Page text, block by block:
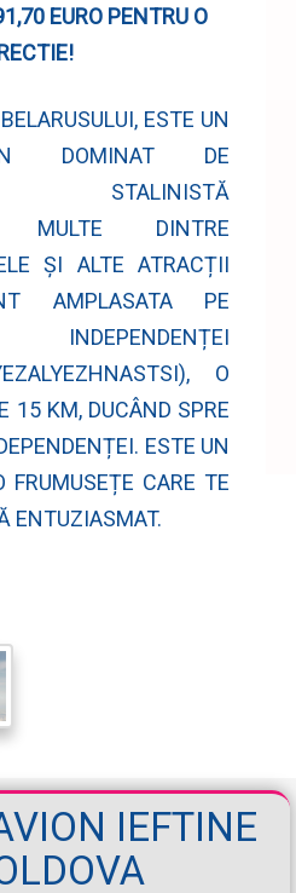
EURO PENTRU O
ESTE UN
DOMINAT DE
STALINISTĂ
MULTE DINTRE
ȘI ALTE ATRACȚII
AMPLASATA PE
INDEPENDENȚEI
O
15 KM, DUCÂND SPRE
ESTE UN
FRUMUSEȚE CARE TE
ENTUZIASMAT.
IEFTINE